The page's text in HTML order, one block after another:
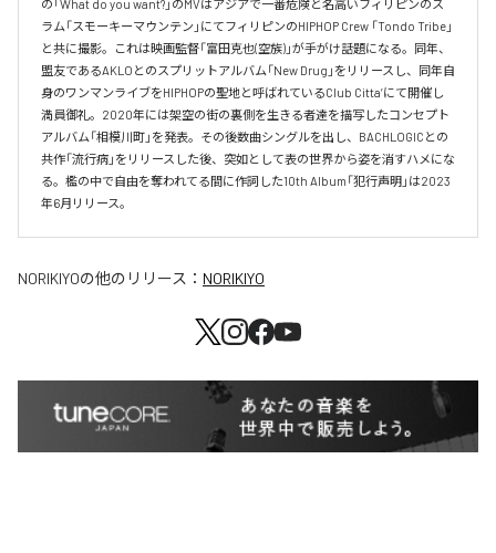
の「What do you want?」のMVはアジアで一番危険と名高いフィリピンのス
ラム「スモーキーマウンテン」にてフィリピンのHIPHOP Crew 「Tondo Tribe」
と共に撮影。これは映画監督「富田克也(空族)」が手がけ話題になる。同年、
盟友であるAKLOとのスプリットアルバム「New Drug」をリリースし、同年自
身のワンマンライブをHIPHOPの聖地と呼ばれているClub Citta’にて開催し
満員御礼。2020年には架空の街の裏側を生きる者達を描写したコンセプト
アルバム「相模川町」を発表。その後数曲シングルを出し、BACHLOGICとの
共作「流行病」をリリースした後、突如として表の世界から姿を消すハメにな
る。檻の中で自由を奪われてる間に作詞した10th Album「犯行声明」は2023
年6月リリース。
NORIKIYOの他のリリース： NORIKIYO